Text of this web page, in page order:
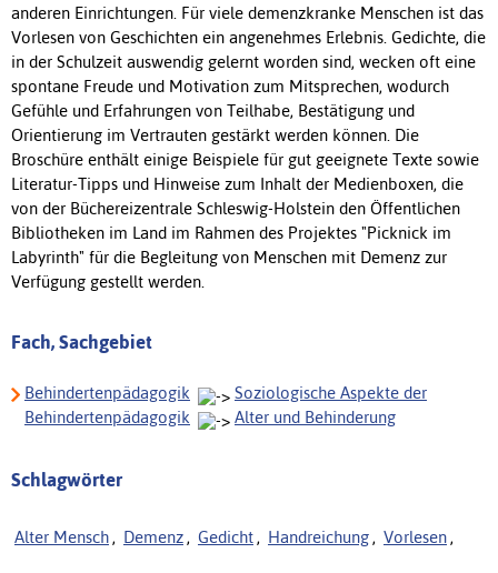
anderen Einrichtungen. Für viele demenzkranke Menschen ist das
Vorlesen von Geschichten ein angenehmes Erlebnis. Gedichte, die
in der Schulzeit auswendig gelernt worden sind, wecken oft eine
spontane Freude und Motivation zum Mitsprechen, wodurch
Gefühle und Erfahrungen von Teilhabe, Bestätigung und
Orientierung im Vertrauten gestärkt werden können. Die
Broschüre enthält einige Beispiele für gut geeignete Texte sowie
Literatur-Tipps und Hinweise zum Inhalt der Medienboxen, die
von der Büchereizentrale Schleswig-Holstein den Öffentlichen
Bibliotheken im Land im Rahmen des Projektes "Picknick im
Labyrinth" für die Begleitung von Menschen mit Demenz zur
Verfügung gestellt werden.
Fach, Sachgebiet
Behindertenpädagogik
Soziologische Aspekte der
Behindertenpädagogik
Alter und Behinderung
Schlagwörter
Alter Mensch , Demenz , Gedicht , Handreichung , Vorlesen ,